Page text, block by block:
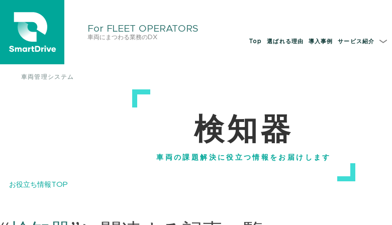
For FLEET OPERATORS
車両にまつわる業務のDX
Top 選ばれる理由 導入事例 サービス紹介
車両管理システム
検知器
車両の課題解決に役立つ情報をお届けします
お役立ち情報TOP